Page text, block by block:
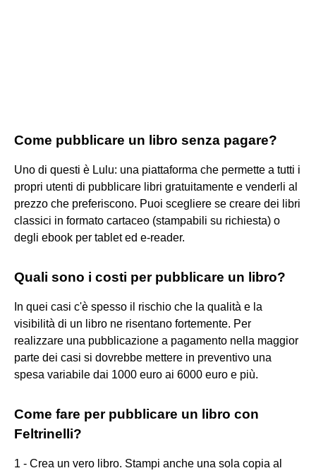
Come pubblicare un libro senza pagare?
Uno di questi è Lulu: una piattaforma che permette a tutti i
propri utenti di pubblicare libri gratuitamente e venderli al
prezzo che preferiscono. Puoi scegliere se creare dei libri
classici in formato cartaceo (stampabili su richiesta) o
degli ebook per tablet ed e-reader.
Quali sono i costi per pubblicare un libro?
In quei casi c'è spesso il rischio che la qualità e la
visibilità di un libro ne risentano fortemente. Per
realizzare una pubblicazione a pagamento nella maggior
parte dei casi si dovrebbe mettere in preventivo una
spesa variabile dai 1000 euro ai 6000 euro e più.
Come fare per pubblicare un libro con
Feltrinelli?
1 - Crea un vero libro. Stampi anche una sola copia al